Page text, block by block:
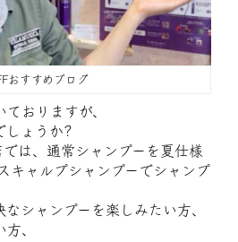
おすすめブログ
おりますが、
しょうか?
は、通常シャンプーを夏仕様
キャルプシャンプーでシャンプ
シャンプーを楽しみたい方、
、